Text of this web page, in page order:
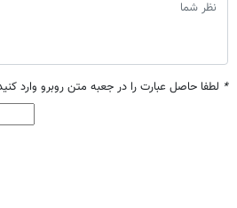
* لطفا حاصل عبارت را در جعبه متن روبرو وارد